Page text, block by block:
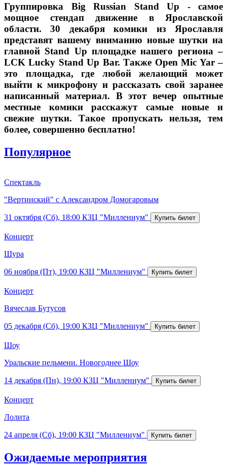
Группировка Big Russian Stand Up - самое
мощное стендап движение в Ярославской
области. 30 декабря комики из Ярославля
представят вашему вниманию новые шутки на
главной Stand Up площадке нашего региона –
LCK Lucky Stand Up Bar. Также Open Mic Yar –
это площадка, где любой желающий может
выйти к микрофону и рассказать свой заранее
написанный материал. В этот вечер опытные
местные комики расскажут самые новые и
свежие шутки. Такое пропускать нельзя, тем
более, совершенно бесплатно!
Популярное
Спектакль
"Вертинский" с Александром Домогаровым
31 октября (Сб), 18:00 КЗЦ "Миллениум"
Концерт
Шура
06 ноября (Пт), 19:00 КЗЦ "Миллениум"
Концерт
Вячеслав Бутусов
05 декабря (Сб), 19:00 КЗЦ "Миллениум"
Шоу
Уральские пельмени. Новогоднее Шоу
14 декабря (Пн), 19:00 КЗЦ "Миллениум"
Концерт
Лолита
24 апреля (Сб), 19:00 КЗЦ "Миллениум"
Ожидаемые мероприятия